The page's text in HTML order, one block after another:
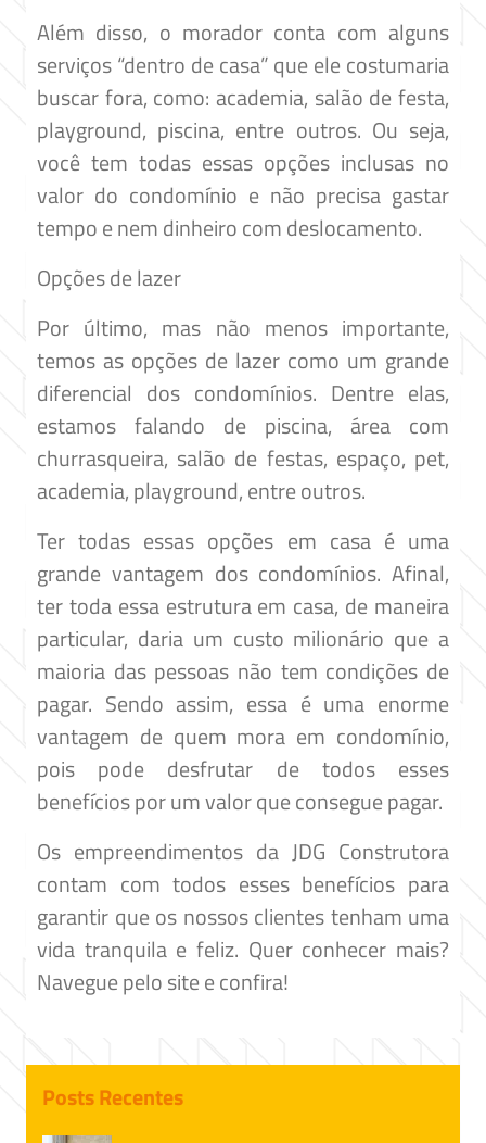
Além disso, o morador conta com alguns
serviços “dentro de casa” que ele costumaria
buscar fora, como: academia, salão de festa,
playground, piscina, entre outros. Ou seja,
você tem todas essas opções inclusas no
valor do condomínio e não precisa gastar
tempo e nem dinheiro com deslocamento.
Opções de lazer
Por último, mas não menos importante,
temos as opções de lazer como um grande
diferencial dos condomínios. Dentre elas,
estamos falando de piscina, área com
churrasqueira, salão de festas, espaço, pet,
academia, playground, entre outros.
Ter todas essas opções em casa é uma
grande vantagem dos condomínios. Afinal,
ter toda essa estrutura em casa, de maneira
particular, daria um custo milionário que a
maioria das pessoas não tem condições de
pagar. Sendo assim, essa é uma enorme
vantagem de quem mora em condomínio,
pois pode desfrutar de todos esses
benefícios por um valor que consegue pagar.
Os empreendimentos da JDG Construtora
contam com todos esses benefícios para
garantir que os nossos clientes tenham uma
vida tranquila e feliz. Quer conhecer mais?
Navegue pelo site e confira!
Posts Recentes